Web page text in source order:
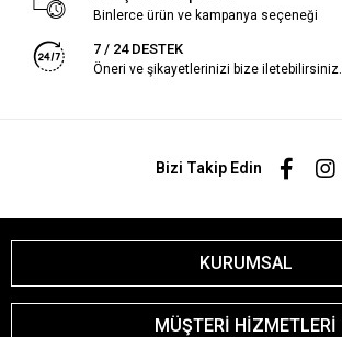
Binlerce ürün ve kampanya seçeneği
7 / 24 DESTEK
Öneri ve şikayetlerinizi bize iletebilirsiniz.
Bizi Takip Edin
KURUMSAL
MÜŞTERİ HİZMETLERİ